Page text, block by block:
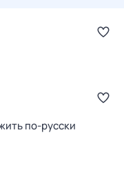
по-русски